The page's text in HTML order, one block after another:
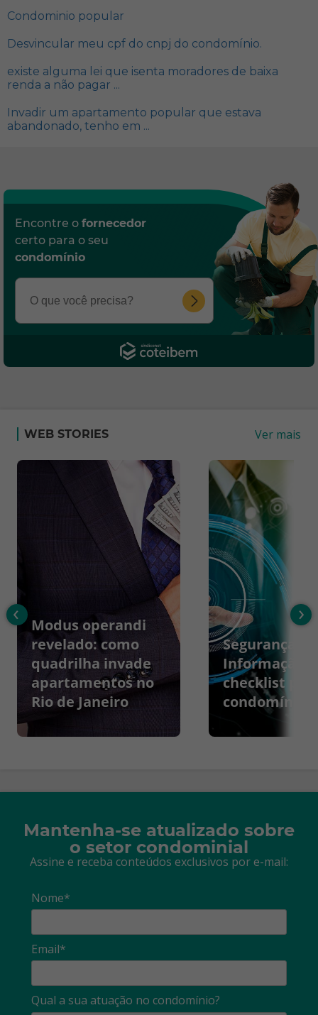
Condominio popular
Desvincular meu cpf do cnpj do condomínio.
existe alguma lei que isenta moradores de baixa
renda a não pagar ...
Invadir um apartamento popular que estava
abandonado, tenho em ...
Encontre o fornecedor
certo para o seu
condomínio
WEB STORIES Ver mais
Modus operandi
revelado: como
quadrilha invade
apartamentos no
Rio de Janeiro
Segurança da
Informação:
checklist
condomínios
‹ ›
Mantenha-se atualizado sobre
o setor condominial
Assine e receba conteúdos exclusivos por e-mail:
Nome*
Email*
Qual a sua atuação no condomínio?